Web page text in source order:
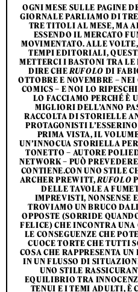
OGNI MESE SULLE PAGINE
GIORNALE PARLIAMO DI
TRE TITOLI AL MESE, MA
ESSENDO IL MERCATO
MOVIMENTATO. ALLE
TEMPI EDITORIALI,
METTERCI I BASTONI TRA LE
DIRE CHERUFOLO DI
OTTOBRE E NOVEMBRE –
COMICS – E NOI LO
LO FACCIAMO PERCHÉ
MIGLIORI DELL’ANNO
RACCOLTA DI STORIELLE
PROTAGONISTI
PRIMA VISTA, IL
UN’INNOCUA STORIELLA
TONETTO – AUTORE
NETWORK – PUÒ
CONTIENE.CON UNO STILE
ARCHER PREWITT,RUFOLO
DELLE TAVOLE A
IMPREVISTI, NONSENSE
TROVIAMO UN BRUCO
OPPOSTE (SORRIDE
FELICE) CHE INCONTRA
LE CONSEGUENZE CHE
CUOCE TORTE CHE TUTTI
COSA CHE RAPPRESENTA
IN UN FLUSSO DI
UNO STILE
EQUILIBRIO TRA
TENUI E I TEMI ADULTI, È